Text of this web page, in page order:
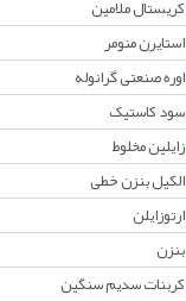
کریستال ملامین
استایرن منومر
اوره صنعتی گرانوله
سود کاستیک
زایلین مخلوط
الکیل بنزن خطی
ارتوزایلن
بنزن
کربنات سدیم سنگین